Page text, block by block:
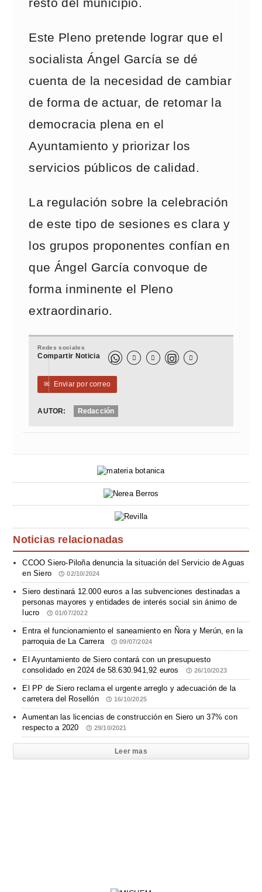
resto del municipio.
Este Pleno pretende lograr que el
socialista Ángel García se dé
cuenta de la necesidad de cambiar
de forma de actuar, de retomar la
democracia plena en el
Ayuntamiento y priorizar los
servicios públicos de calidad.
La regulación sobre la celebración
de este tipo de sesiones es clara y
los grupos proponentes confían en
que Ángel García convoque de
forma inminente el Pleno
extraordinario.
Redes sociales
Compartir Noticia   
✉ Enviar por correo
AUTOR: Redacción
Noticias relacionadas
CCOO Siero-Piloña denuncia la situación del Servicio de Aguas
en Siero
02/10/2024
Siero destinará 12.000 euros a las subvenciones destinadas a
personas mayores y entidades de interés social sin ánimo de
lucro
01/07/2022
Entra el funcionamiento el saneamiento en Ñora y Merún, en la
parroquia de La Carrera
09/07/2024
El Ayuntamiento de Siero contará con un presupuesto
consolidado en 2024 de 58.630.941,92 euros
26/10/2023
El PP de Siero reclama el urgente arreglo y adecuación de la
carretera del Rosellón
16/10/2025
Aumentan las licencias de construcción en Siero un 37% con
respecto a 2020
29/10/2021
Leer mas